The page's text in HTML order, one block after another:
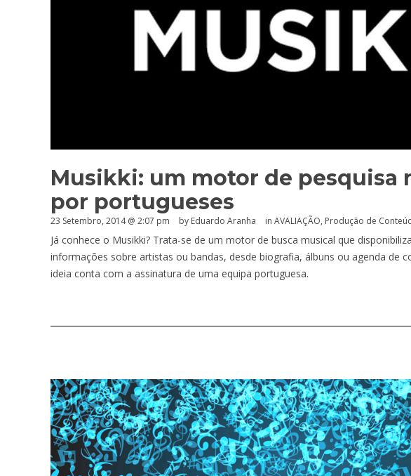
Musikki: um motor de pesquisa
por portugueses
23 Setembro, 2014 @ 2:07 pm by Eduardo Aranha in AVALIAÇÃO, Produção de
Já conhece o Musikki? Trata-se de um motor de busca musical que
informações sobre artistas ou bandas, desde biografia, álbuns ou agenda de
ideia conta com a assinatura de uma equipa portuguesa.